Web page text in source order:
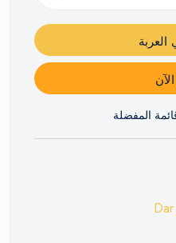
المفضلة